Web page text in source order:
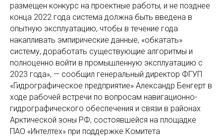
размещен конкурс на проектные работы, и не позднее
конца 2022 года система должна быть введена в
опытную эксплуатацию, чтобы в течение года
накапливать эмпирические данные, «обкатать»
систему, доработать существующие алгоритмы и
полноценно войти в промышленную эксплуатацию с
2023 года», — сообщил генеральный директор ФГУП
«Гидрографическое предприятие» Александр Бенгерт в
ходе рабочей встречи по вопросам навигационно-
гидрографического обеспечения и связи в районах
Арктической зоны РФ, состоявшейся на площадке
ПАО «Интелтех» при поддержке Комитета